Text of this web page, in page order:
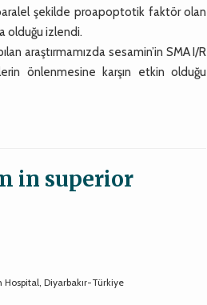
şekilde proapoptotik faktör olan
olduğu izlendi.
araştırmamızda sesamin’in SMA I/R
önlenmesine karşın etkin olduğu
in superior
Diyarbakır-Türkiye